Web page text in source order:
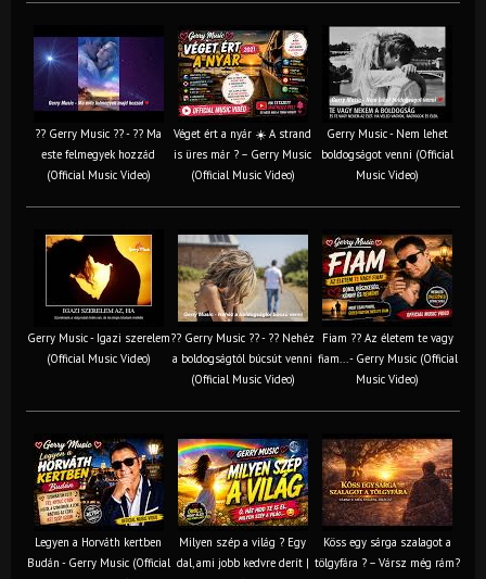
?? Gerry Music ?? - ?? Ma
este felmegyek hozzád
(Official Music Video)
Véget ért a nyár ☀️ A strand
is üres már ? – Gerry Music
(Official Music Video)
Gerry Music - Nem lehet
boldogságot venni (Official
Music Video)
Gerry Music - Igazi szerelem
(Official Music Video)
?? Gerry Music ?? - ?? Nehéz
a boldogságtól búcsút venni
(Official Music Video)
Fiam ?‍? Az életem te vagy
fiam... - Gerry Music (Official
Music Video)
Legyen a Horváth kertben
Budán - Gerry Music (Official
Milyen szép a világ ? Egy
dal, ami jobb kedvre derít |
Köss egy sárga szalagot a
tölgyfára ?️ – Vársz még rám?